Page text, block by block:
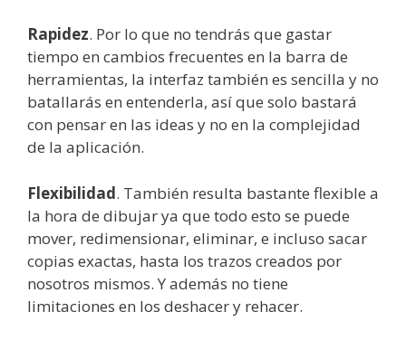
Rapidez. Por lo que no tendrás que gastar
tiempo en cambios frecuentes en la barra de
herramientas, la interfaz también es sencilla y no
batallarás en entenderla, así que solo bastará
con pensar en las ideas y no en la complejidad
de la aplicación.
Flexibilidad. También resulta bastante flexible a
la hora de dibujar ya que todo esto se puede
mover, redimensionar, eliminar, e incluso sacar
copias exactas, hasta los trazos creados por
nosotros mismos. Y además no tiene
limitaciones en los deshacer y rehacer.